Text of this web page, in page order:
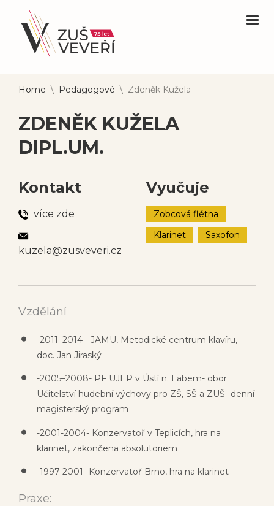
Home \ Pedagogové \ Zdeněk Kužela
ZDENĚK KUŽELA
DIPL.UM.
Kontakt
více zde
kuzela@zusveveri.cz
Vyučuje
Zobcová flétna
Klarinet
Saxofon
Vzdělání
-2011–2014 - JAMU, Metodické centrum klavíru,
doc. Jan Jiraský
-2005–2008- PF UJEP v Ústí n. Labem- obor
Učitelství hudební výchovy pro ZŠ, SŠ a ZUŠ- denní
magisterský program
-2001-2004- Konzervatoř v Teplicích, hra na
klarinet, zakončena absolutoriem
-1997-2001- Konzervatoř Brno, hra na klarinet
Praxe: